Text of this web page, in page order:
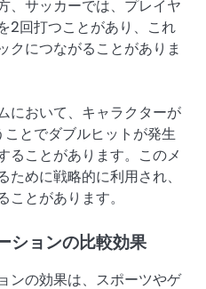
、サッカーでは、プレイヤ
2回打つことがあり、これ
クにつながることがありま
において、キャラクターが
とでダブルヒットが発生
ることがあります。このメ
めに戦略的に利用され、
とがあります。
ションの比較効果
ンの効果は、スポーツやゲ